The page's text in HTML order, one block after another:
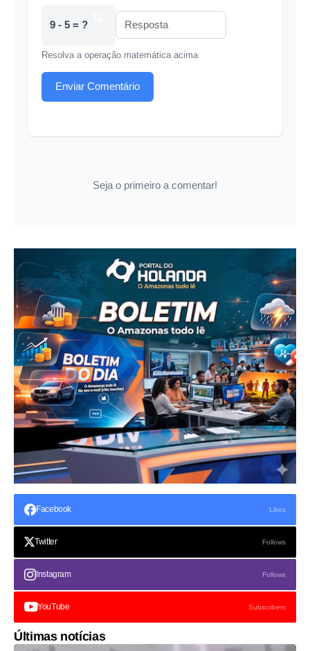
9 - 5 = ?
Resolva a operação matemática acima
Enviar Comentário
Seja o primeiro a comentar!
Facebook Likes
Twitter Follows
Instagram Follows
YouTube Subscribers
Últimas notícias